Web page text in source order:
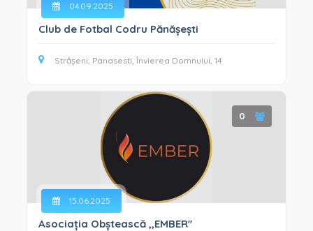
04.09.2025
Club de Fotbal Codru Pănășești
Strășeni, Panasesti, Învierea Domnului, 14
0
15.06.2025
Asociația Obștească ,,EMBER''